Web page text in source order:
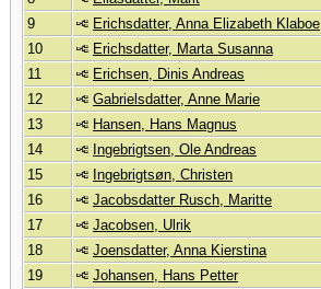
9
Erichsdatter, Anna Elizabeth Klaboe
10
Erichsdatter, Marta Susanna
11
Erichsen, Dinis Andreas
12
Gabrielsdatter, Anne Marie
13
Hansen, Hans Magnus
14
Ingebrigtsen, Ole Andreas
15
Ingebrigtsøn, Christen
16
Jacobsdatter Rusch, Maritte
17
Jacobsen, Ulrik
18
Joensdatter, Anna Kierstina
19
Johansen, Hans Petter